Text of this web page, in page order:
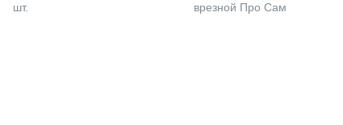
шт.
врезной Про Сам